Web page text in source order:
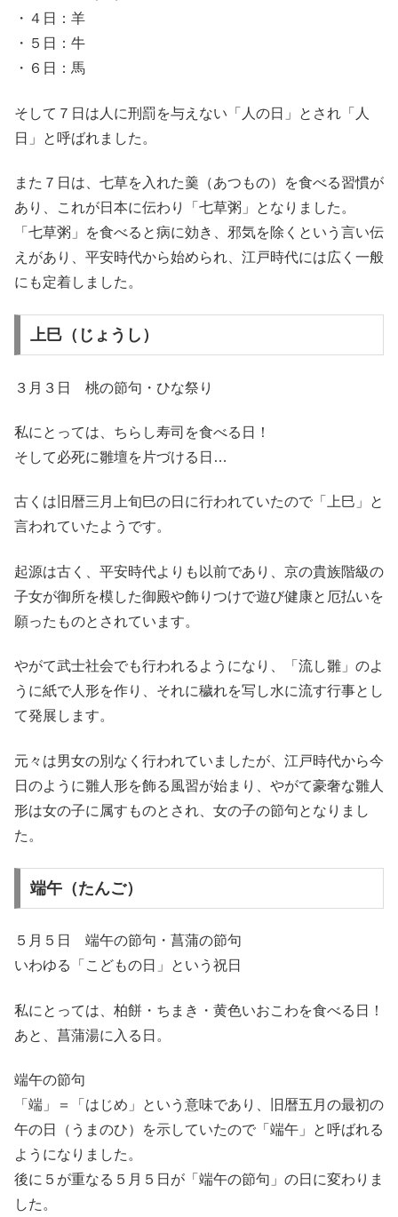
・４日：羊
・５日：牛
・６日：馬
そして７日は人に刑罰を与えない「人の日」とされ「人
日」と呼ばれました。
また７日は、七草を入れた羹（あつもの）を食べる習慣が
あり、これが日本に伝わり「七草粥」となりました。
「七草粥」を食べると病に効き、邪気を除くという言い伝
えがあり、平安時代から始められ、江戸時代には広く一般
にも定着しました。
上巳（じょうし）
３月３日 桃の節句・ひな祭り
私にとっては、ちらし寿司を食べる日！
そして必死に雛壇を片づける日…
古くは旧暦三月上旬巳の日に行われていたので「上巳」と
言われていたようです。
起源は古く、平安時代よりも以前であり、京の貴族階級の
子女が御所を模した御殿や飾りつけで遊び健康と厄払いを
願ったものとされています。
やがて武士社会でも行われるようになり、「流し雛」のよ
うに紙で人形を作り、それに穢れを写し水に流す行事とし
て発展します。
元々は男女の別なく行われていましたが、江戸時代から今
日のように雛人形を飾る風習が始まり、やがて豪奢な雛人
形は女の子に属すものとされ、女の子の節句となりまし
た。
端午（たんご）
５月５日 端午の節句・菖蒲の節句
いわゆる「こどもの日」という祝日
私にとっては、柏餅・ちまき・黄色いおこわを食べる日！
あと、菖蒲湯に入る日。
端午の節句
「端」＝「はじめ」という意味であり、旧暦五月の最初の
午の日（うまのひ）を示していたので「端午」と呼ばれる
ようになりました。
後に５が重なる５月５日が「端午の節句」の日に変わりま
した。